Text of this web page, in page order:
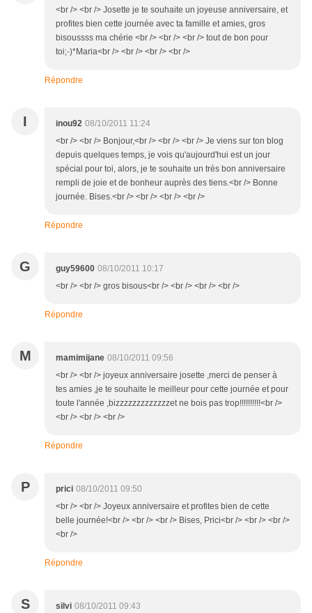
<br /> <br /> Josette je te souhaite un joyeuse anniversaire, et
profites bien cette journée avec ta famille et amies, gros
bisoussss ma chérie <br /> <br /> <br /> tout de bon pour
toi;-)*Maria<br /> <br /> <br /> <br />
Répondre
I inou92 08/10/2011 11:24
<br /> <br /> Bonjour,<br /> <br /> <br /> Je viens sur ton blog
depuis quelques temps, je vois qu'aujourd'hui est un jour
spécial pour toi, alors, je te souhaite un très bon anniversaire
rempli de joie et de bonheur auprès des tiens.<br /> Bonne
journée. Bises.<br /> <br /> <br /> <br />
Répondre
G guy59600 08/10/2011 10:17
<br /> <br /> gros bisous<br /> <br /> <br /> <br />
Répondre
M mamimijane 08/10/2011 09:56
<br /> <br /> joyeux anniversaire josette ,merci de penser à
tes amies ,je te souhaite le meilleur pour cette journée et pour
toute l'année ,bizzzzzzzzzzzzzet ne bois pas trop!!!!!!!!!!<br />
<br /> <br /> <br />
Répondre
P prici 08/10/2011 09:50
<br /> <br /> Joyeux anniversaire et profites bien de cette
belle journée!<br /> <br /> <br /> Bises, Prici<br /> <br /> <br />
<br />
Répondre
S silvi 08/10/2011 09:43